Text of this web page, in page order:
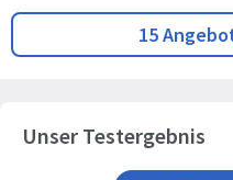
15
Unser Testergebnis